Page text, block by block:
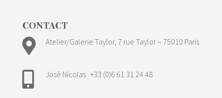
CONTACT
 Atelier/Galerie Taylor, 7 rue Taylor – 75010 Paris
 José Nicolas : +33 (0)6 61 31 24 48